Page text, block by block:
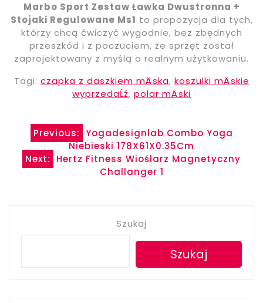
Marbo Sport Zestaw Ławka Dwustronna +
Stojaki Regulowane Ms1 to propozycja dla tych,
którzy chcą ćwiczyć wygodnie, bez zbędnych
przeszkód i z poczuciem, że sprzęt został
zaprojektowany z myślą o realnym użytkowaniu.
Tagi: czapka z daszkiem mÄska, koszulki mÄskie
wyprzedaĹź, polar mÄski
Nawigacja
wpisu
Previous: Yogadesignlab Combo Yoga
Niebieski 178X61X0.35Cm
Next:
Hertz Fitness Wioślarz Magnetyczny
Challanger 1
Szukaj
Szukaj